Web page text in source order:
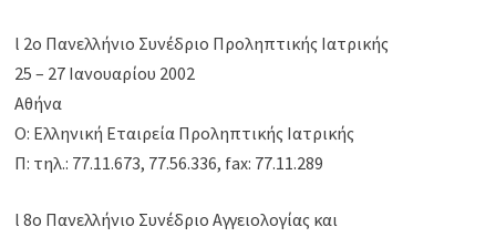
l 2ο Πανελλήνιο Συνέδριο Προληπτικής Ιατρικής
25 – 27 Ιανουαρίου 2002
Αθήνα
Ο: Ελληνική Εταιρεία Προληπτικής Ιατρικής
Π: τηλ.: 77.11.673, 77.56.336, fax: 77.11.289
l 8ο Πανελλήνιο Συνέδριο Αγγειολογίας και